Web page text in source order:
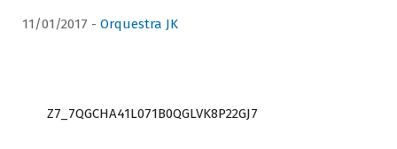
11/01/2017 - Orquestra JK
Z7_7QGCHA41L071B0QGLVK8P22GJ7